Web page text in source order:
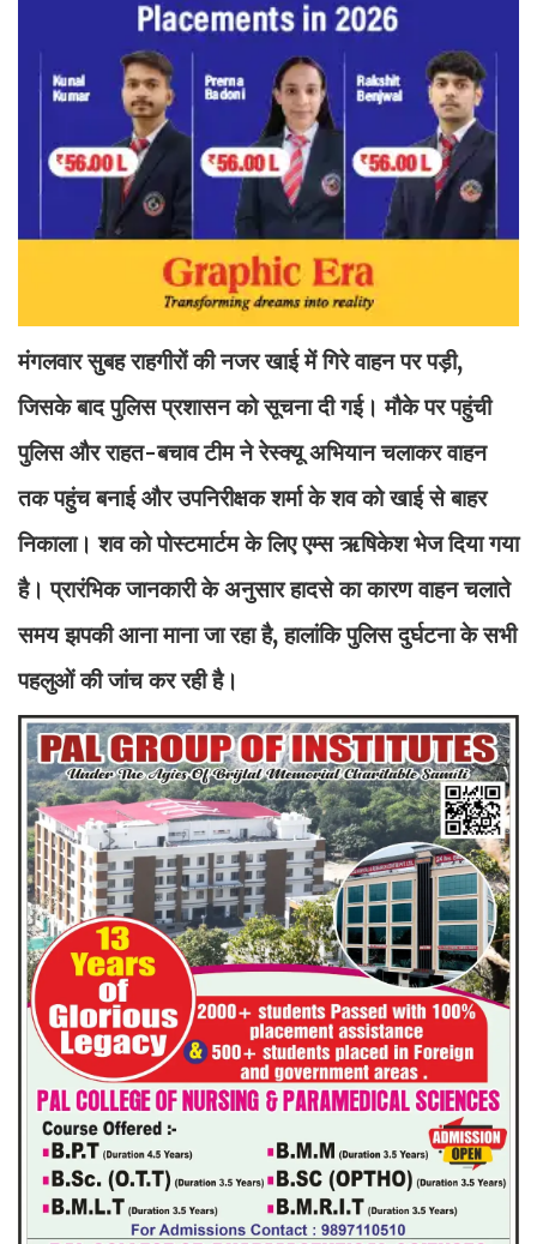
मंगलवार सुबह राहगीरों की नजर खाई में गिरे वाहन पर पड़ी,
जिसके बाद पुलिस प्रशासन को सूचना दी गई। मौके पर पहुंची
पुलिस और राहत-बचाव टीम ने रेस्क्यू अभियान चलाकर वाहन
तक पहुंच बनाई और उपनिरीक्षक शर्मा के शव को खाई से बाहर
निकाला। शव को पोस्टमार्टम के लिए एम्स ऋषिकेश भेज दिया गया
है। प्रारंभिक जानकारी के अनुसार हादसे का कारण वाहन चलाते
समय झपकी आना माना जा रहा है, हालांकि पुलिस दुर्घटना के सभी
पहलुओं की जांच कर रही है।